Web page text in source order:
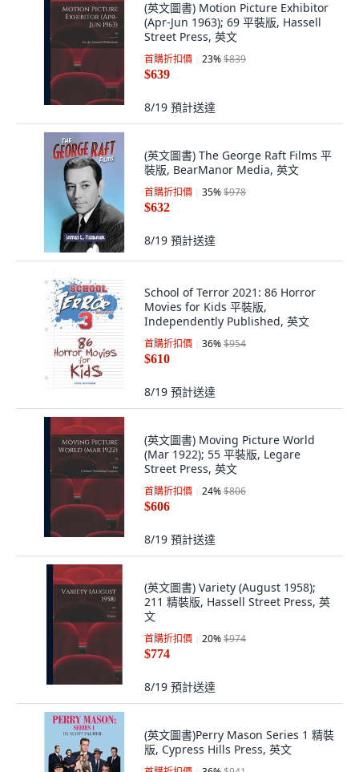
(英文圖書) Motion Picture Exhibitor
(Apr-Jun 1963); 69 平裝版, Hassell
Street Press, 英文
首購折扣價 23%$839
$639
8/19 預計送達
(英文圖書) The George Raft Films 平
裝版, BearManor Media, 英文
首購折扣價 35%$978
$632
8/19 預計送達
School of Terror 2021: 86 Horror
Movies for Kids 平裝版,
Independently Published, 英文
首購折扣價 36%$954
$610
8/19 預計送達
(英文圖書) Moving Picture World
(Mar 1922); 55 平裝版, Legare
Street Press, 英文
首購折扣價 24%$806
$606
8/19 預計送達
(英文圖書) Variety (August 1958);
211 精裝版, Hassell Street Press, 英
文
首購折扣價 20%$974
$774
8/19 預計送達
(英文圖書)Perry Mason Series 1 精裝
版, Cypress Hills Press, 英文